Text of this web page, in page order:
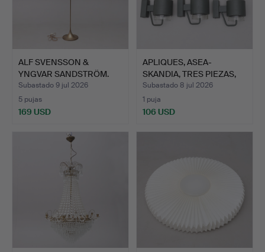
ALF SVENSSON &
YNGVAR SANDSTRÖM.
LÁMPARA D…
Subastado 9 jul 2026
5 pujas
169 USD
APLIQUES, ASEA-
SKANDIA, TRES PIEZAS,
SEGUN…
Subastado 8 jul 2026
1 puja
106 USD